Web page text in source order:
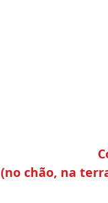
(no chão, na